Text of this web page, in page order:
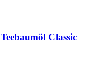
Teebaumöl Classic